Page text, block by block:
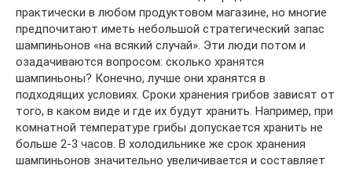
практически в любом продуктовом магазине, но многие
предпочитают иметь небольшой стратегический запас
шампиньонов «на всякий случай». Эти люди потом и
озадачиваются вопросом: сколько хранятся
шампиньоны? Конечно, лучше они хранятся в
подходящих условиях. Сроки хранения грибов зависят от
того, в каком виде и где их будут хранить. Например, при
комнатной температуре грибы допускается хранить не
больше 2-3 часов. В холодильнике же срок хранения
шампиньонов значительно увеличивается и составляет